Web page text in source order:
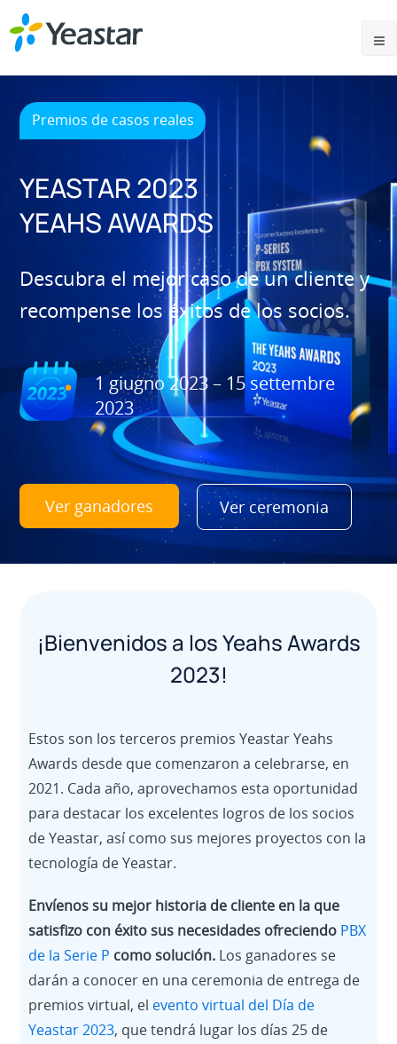
Premios de casos reales
YEASTAR 2023
YEAHS AWARDS
Descubra el mejor caso de un cliente y
recompense los éxitos de los socios.
1 giugno 2023 – 15 settembre
2023
Ver ganadores Ver ceremonia
¡Bienvenidos a los Yeahs Awards
2023!
Estos son los terceros premios Yeastar Yeahs
Awards desde que comenzaron a celebrarse, en
2021. Cada año, aprovechamos esta oportunidad
para destacar los excelentes logros de los socios
de Yeastar, así como sus mejores proyectos con la
tecnología de Yeastar.
Envíenos su mejor historia de cliente en la que
satisfizo con éxito sus necesidades ofreciendo PBX
de la Serie P como solución. Los ganadores se
darán a conocer en una ceremonia de entrega de
premios virtual, el evento virtual del Día de
Yeastar 2023, que tendrá lugar los días 25 de